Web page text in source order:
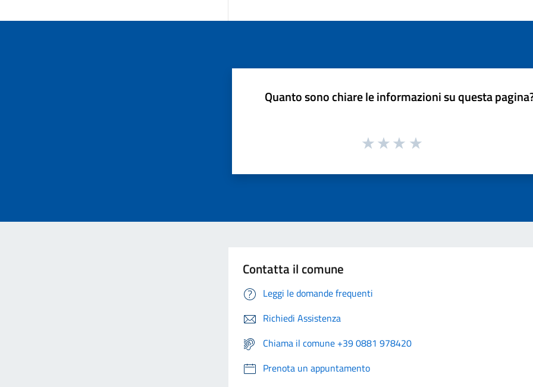
Quanto sono chiare le informazioni su questa
Contatta il comune
Leggi le domande frequenti
Richiedi Assistenza
Chiama il comune +39 0881 978420
Prenota un appuntamento